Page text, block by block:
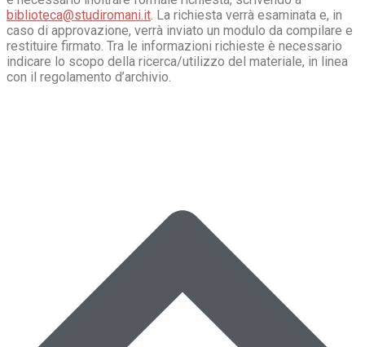
biblioteca@studiromani.it. La richiesta verrà esaminata e, in
caso di approvazione, verrà inviato un modulo da compilare e
restituire firmato. Tra le informazioni richieste è necessario
indicare lo scopo della ricerca/utilizzo del materiale, in linea
con il regolamento d’archivio.